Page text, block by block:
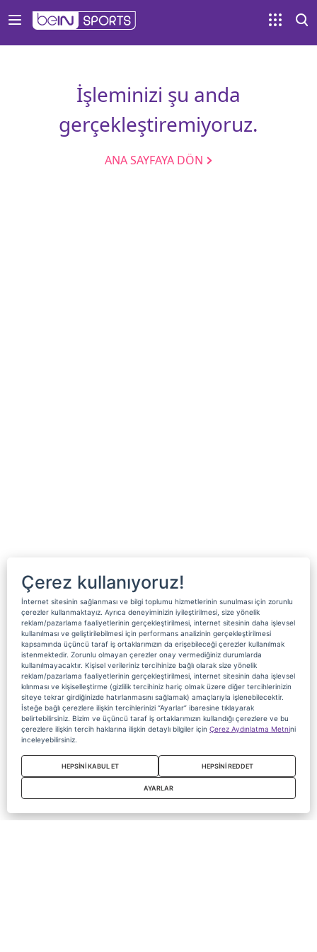
İşleminizi şu anda
gerçekleştiremiyoruz.
ANA SAYFAYA DÖN
Çerez kullanıyoruz!
İnternet sitesinin sağlanması ve bilgi toplumu hizmetlerinin sunulması için zorunlu
çerezler kullanmaktayız. Ayrıca deneyiminizin iyileştirilmesi, size yönelik
reklam/pazarlama faaliyetlerinin gerçekleştirilmesi, internet sitesinin daha işlevsel
kullanılması ve geliştirilebilmesi için performans analizinin gerçekleştirilmesi
kapsamında üçüncü taraf iş ortaklarımızın da erişebileceği çerezler kullanılmak
istenmektedir. Zorunlu olmayan çerezler onay vermediğiniz durumlarda
kullanılmayacaktır. Kişisel verileriniz tercihinize bağlı olarak size yönelik
reklam/pazarlama faaliyetlerinin gerçekleştirilmesi, internet sitesinin daha işlevsel
kılınması ve kişiselleştirme (gizlilik tercihiniz hariç olmak üzere diğer tercihlerinizin
siteye tekrar girdiğinizde hatırlanmasını sağlamak) amaçlarıyla işlenebilecektir.
İsteğe bağlı çerezlere ilişkin tercihlerinizi “Ayarlar” ibaresine tıklayarak
belirtebilirsiniz. Bizim ve üçüncü taraf iş ortaklarımızın kullandığı çerezlere ve bu
çerezlere ilişkin tercih haklarına ilişkin detaylı bilgiler için Çerez Aydınlatma Metnini
inceleyebilirsiniz.
HEPSİNİ KABUL ET HEPSİNİ REDDET
AYARLAR